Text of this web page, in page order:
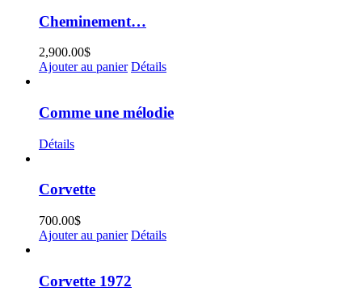
Cheminement…
2,900.00$
Ajouter au panier Détails
Comme une mélodie
Détails
Corvette
700.00$
Ajouter au panier Détails
Corvette 1972